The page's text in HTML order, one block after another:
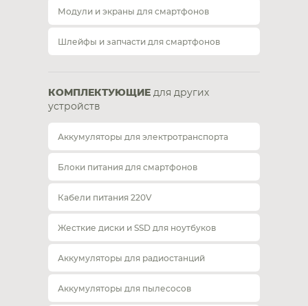
Модули и экраны для смартфонов
Шлейфы и запчасти для смартфонов
КОМПЛЕКТУЮЩИЕ для других
устройств
Аккумуляторы для электротранспорта
Блоки питания для смартфонов
Кабели питания 220V
Жесткие диски и SSD для ноутбуков
Аккумуляторы для радиостанций
Аккумуляторы для пылесосов